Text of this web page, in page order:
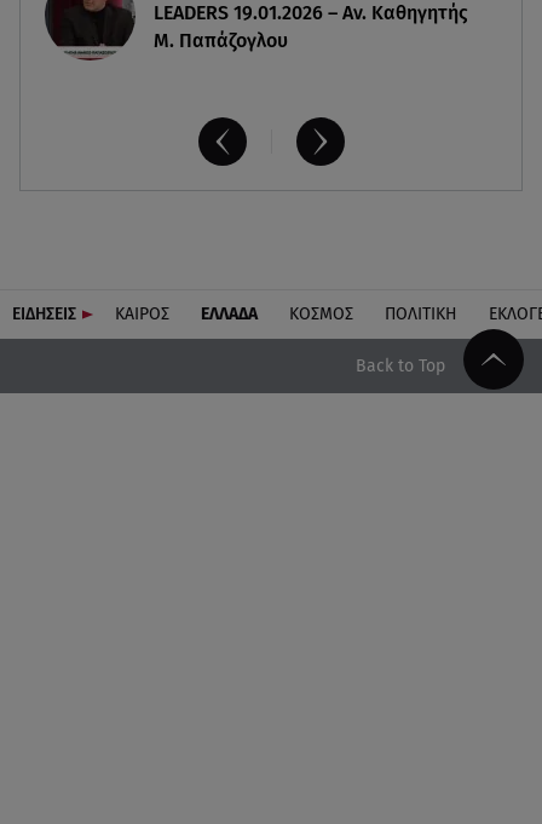
LEADERS 19.01.2026 – Αν. Καθηγητής
Μ. Παπάζογλου
ΕΙΔΗΣΕΙΣ ΚΑΙΡΟΣ ΕΛΛΑΔΑ ΚΟΣΜΟΣ ΠΟΛΙΤΙΚΗ
Back to Top